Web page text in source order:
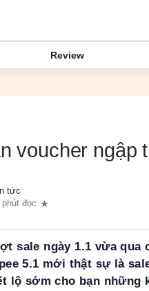
Review
voucher ngập
tức
phút đọc
sale ngày 1.1 vừa
5.1 mới thật sự là
lộ sớm cho bạn những